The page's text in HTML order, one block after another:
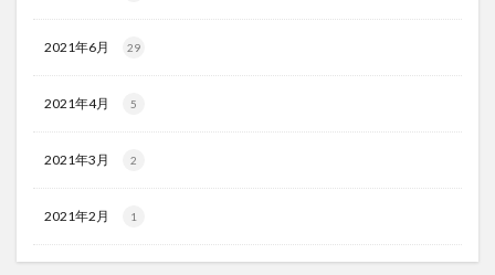
2021年6月 29
2021年4月 5
2021年3月 2
2021年2月 1